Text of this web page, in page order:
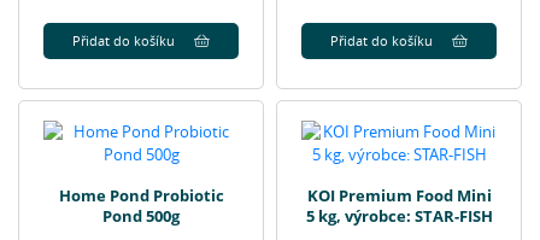
Přidat do košíku Přidat do košíku
Home Pond Probiotic
Pond 500g
KOI Premium Food Mini
5 kg, výrobce: STAR-FISH